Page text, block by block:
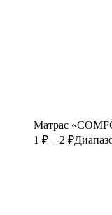
Матрас
1 ₽ – 2 ₽